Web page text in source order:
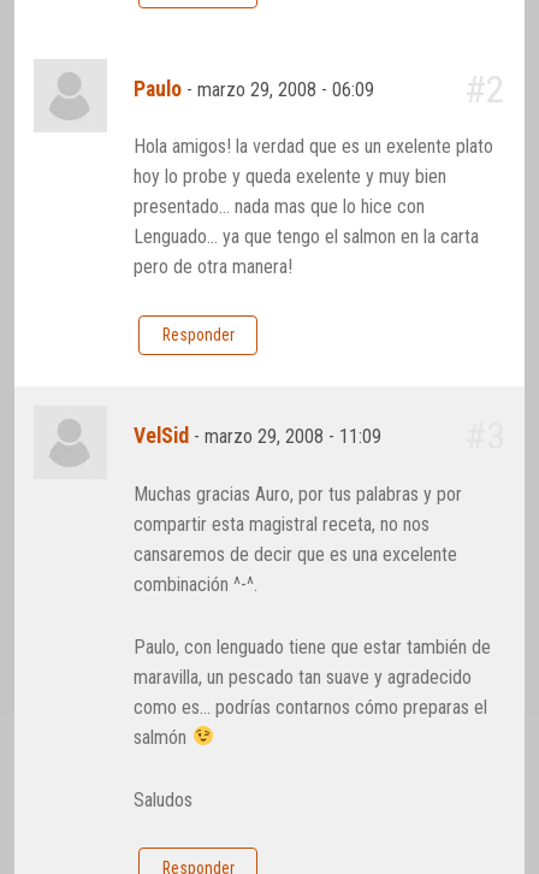
Paulo -marzo 29, 2008 - 06:09 #2
Hola amigos! la verdad que es un exelente plato
hoy lo probe y queda exelente y muy bien
presentado… nada mas que lo hice con
Lenguado… ya que tengo el salmon en la carta
pero de otra manera!
Responder
VelSid -marzo 29, 2008 - 11:09
Muchas gracias Auro, por tus palabras y por
compartir esta magistral receta, no nos
cansaremos de decir que es una excelente
combinación ^-^.
Paulo, con lenguado tiene que estar también de
maravilla, un pescado tan suave y agradecido
como es… podrías contarnos cómo preparas el
salmón
Saludos
Responder